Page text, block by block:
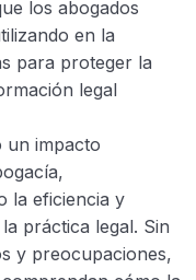
los abogados
en la
para proteger la
legal
un impacto
la eficiencia y
práctica legal. Sin
y preocupaciones,